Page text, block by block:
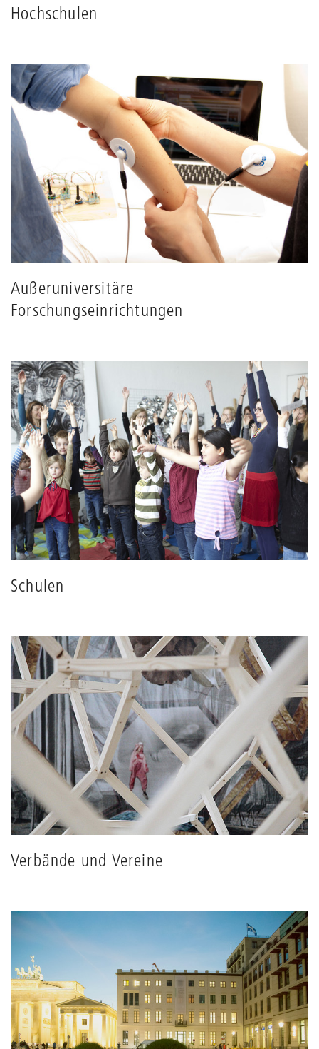
Hochschulen
Außeruniversitäre
Forschungseinrichtungen
Schulen
Verbände und Vereine